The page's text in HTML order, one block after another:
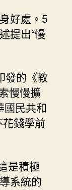
好處。5
提出“慢
發的《教
慢慢擴
國民共和
錢學前
是積極
系統的